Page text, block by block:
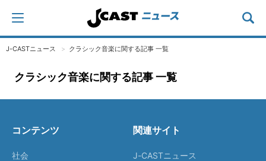
J-CASTニュース クラシック音楽に関する記事 一覧
クラシック音楽に関する記事 一覧
コンテンツ
社会
関連サイト
J-CASTニュース